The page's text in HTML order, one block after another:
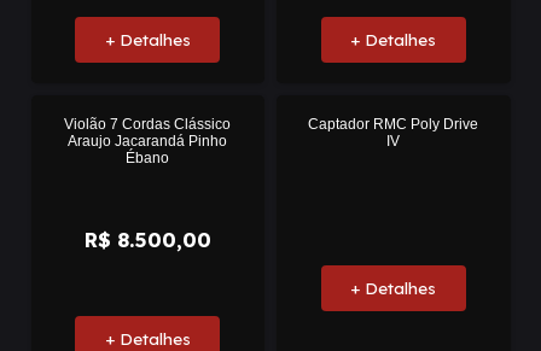
+ Detalhes + Detalhes
Violão 7 Cordas Clássico
Araujo Jacarandá Pinho
Ébano
R$ 8.500,00
+ Detalhes
Captador RMC Poly Drive
IV
+ Detalhes